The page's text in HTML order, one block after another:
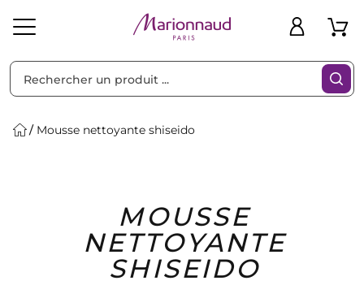
Homme Marques Idées
Cadeaux
Mousse nettoyante shiseido
MOUSSE
NETTOYANTE
SHISEIDO
Filtres